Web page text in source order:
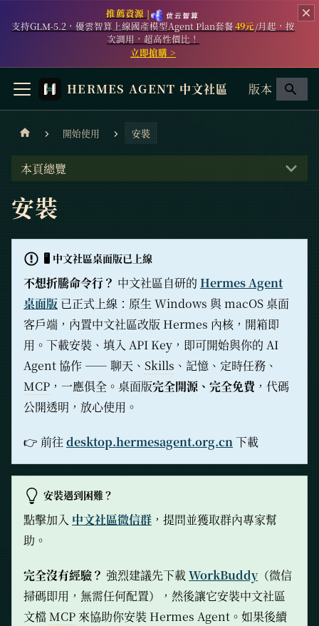
推薦資源 |
支持GLM-5.2，優雲智算上線國產模型Agent Plan套餐49元/月起，按
次調用，超高性價比！
立即搶購 >
HERMES AGENT 中文社區 版本
開始使用 安裝
本頁總覽
安裝
🖥️ 中文社區桌面版已上線
不想折騰命令行？ 中文社區自研的 Hermes Agent
桌面版 已正式上線：原生 Windows 與 macOS 桌面
客戶端，內置中文社區改版 Hermes 內核，開箱即
用。下載安裝、填入 API Key，即可開始與你的 AI
Agent 協作 —— 聊天、 Skills 、記憶、定時任務、
MCP ，一應俱全。桌面版完全開源、完全免費 ，代碼
公開透明，放心使用。
👉 前往 desktop.hermesagent.org.cn下載
安裝遇到困難？
點擊加入 中文社區微信群 ，提問並獲取群內專家幫
助。
完全沒有經驗？ 強烈建議先下載WorkBuddy（微信
掃碼即用，無需任何配置），然後讓它安裝中文社區
文檔MCP 來協助你安裝 Hermes Agent。如果後續